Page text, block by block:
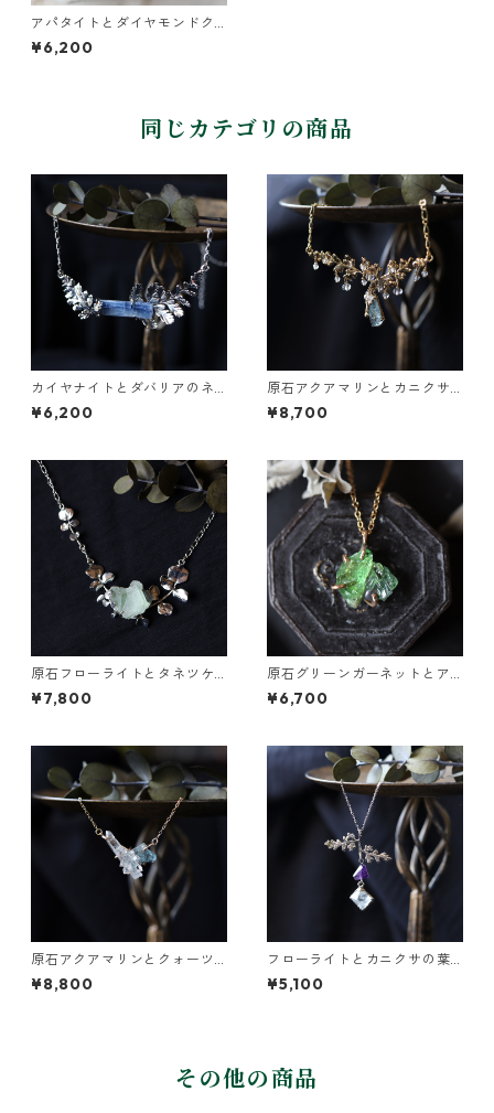
アパタイトとダイヤモンドク
ォーツのネックレス
¥6,200
同じカテゴリの商品
カイヤナイトとダバリアのネ
ックレス
¥6,200
原石アクアマリンとカニクサ
の葉の雫ネックレス
¥8,700
原石フローライトとタネツケ
バナのネックレス
¥7,800
原石グリーンガーネットとア
パタイトのネックレス
¥6,700
原石アクアマリンとクォーツ
のネックレス
¥8,800
フローライトとカニクサの葉
ネックレス
¥5,100
その他の商品